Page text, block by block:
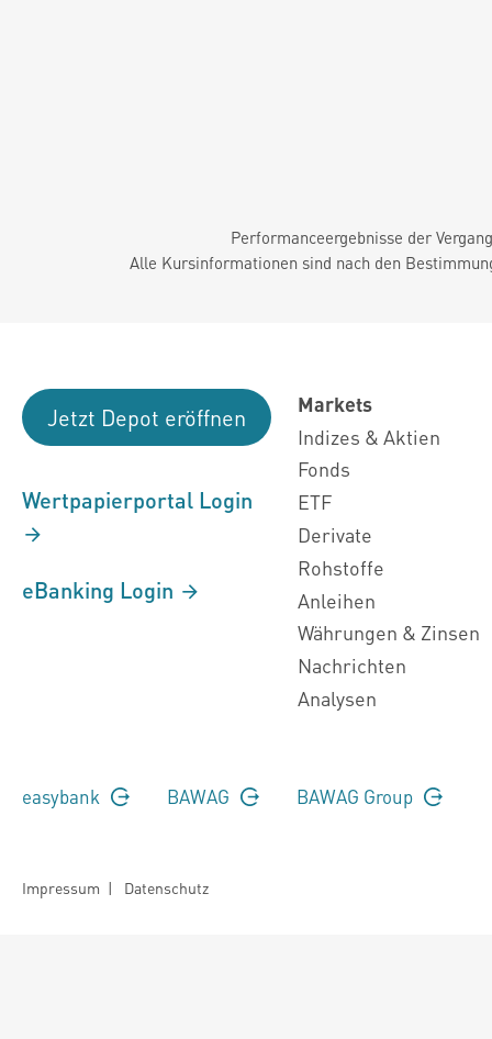
Performanceergebnisse der
Alle Kursinformationen sind nach den
Jetzt Depot eröffnen
Wertpapierportal Login
eBanking Login
Markets
Indizes & Aktien
Fonds
ETF
Derivate
Rohstoffe
Anleihen
Währungen & Zinsen
Nachrichten
Analysen
easybank BAWAG BAWAG Group
Impressum | Datenschutz